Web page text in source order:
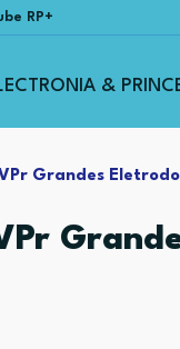
RP+
&
Grandes